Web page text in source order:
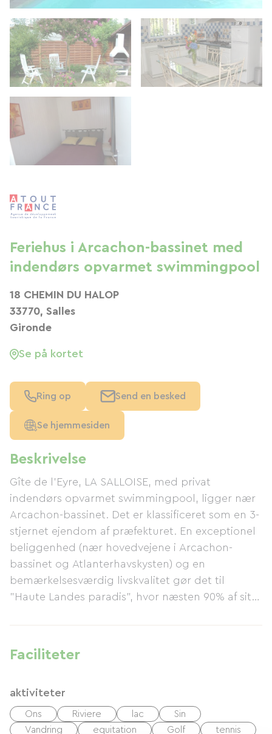
Beskrivelse
Gîte de l'Eyre, LA SALLOISE, med privat
indendørs opvarmet swimmingpool, ligger nær
Arcachon-bassinet. Det er klassificeret som en 3-
stjernet ejendom af præfekturet. En exceptionel
beliggenhed (nær hovedvejene i Arcachon-
bassinet og Atlanterhavskysten) og en
bemærkelsesværdig livskvalitet gør det til
"Haute Landes paradis", hvor næsten 90% af sit
bassinet; 33 km fra Biscarrosse-søen og
stranden; nær Bordeaux-vinmarkerne og den
Landes-skoven, Eyre-floden (også kendt som
Petite Amazone) og et skovområde
gennemskåret af stier og mountainbike-stier,
Faciliteter
aktiviteter
Ons Riviere lac
Sin
Vandring
equitation Golf
tennis
Feriehus i Arcachon-bassinet med
indendørs opvarmet swimmingpool
18 CHEMIN DU HALOP
33770, Salles
Gironde
Se på kortet
Ring op Send en besked
Se hjemmesiden